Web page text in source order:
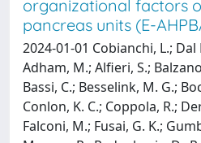
organizational factors
pancreas units (E-
2024-01-01 Cobianchi, L.; Dal
Adham, M.; Alfieri, S.;
Bassi, C.; Besselink, M. G.;
Conlon, K. C.; Coppola, R.;
Falconi, M.; Fusai, G. K.;